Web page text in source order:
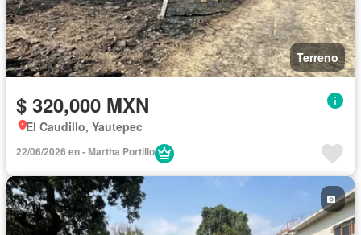
Terreno
$ 320,000 MXN
El Caudillo, Yautepec
22/06/2026 en - Martha Portillo